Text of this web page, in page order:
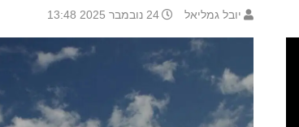
יובל גמליאל 24 נובמבר 2025 13:48